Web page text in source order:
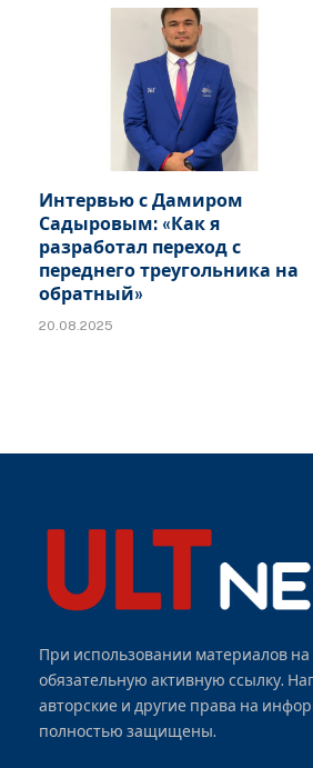
Интервью с Дамиром
Садыровым: «Как я
разработал переход с
переднего треугольника на
обратный»
20.08.2025
При использовании материалов на
обязательную активную ссылку.
авторские и другие права на
полностью защищены.